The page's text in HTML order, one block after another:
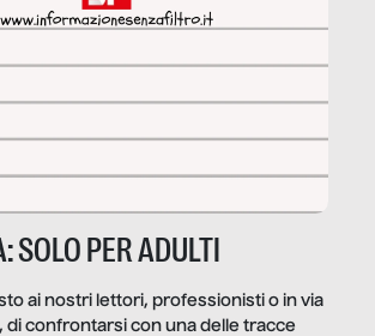
SOLO PER ADULTI
ai nostri lettori, professionisti o in via
di confrontarsi con una delle tracce